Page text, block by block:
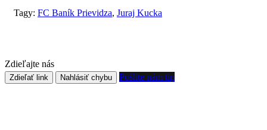
Tagy: FC Baník Prievidza, Juraj Kucka
Zdieľajte nás
Zdieľať link Nahlásiť chybu Pošlite nám tip